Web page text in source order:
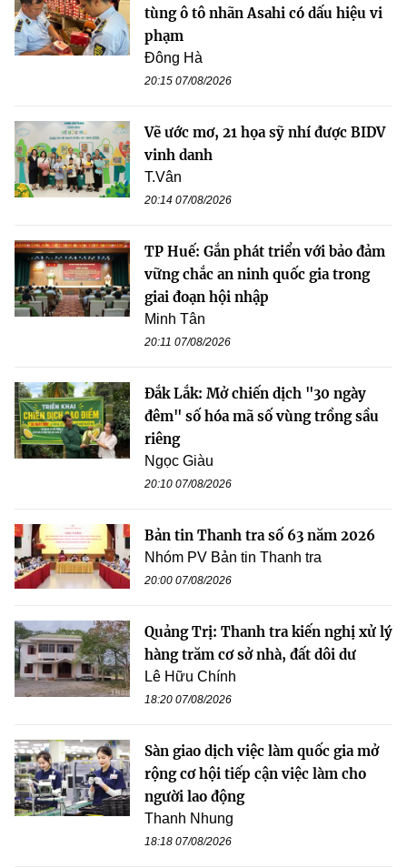
tùng ô tô nhãn Asahi có dấu hiệu vi
phạm
Đông Hà
20:15 07/08/2026
Vẽ ước mơ, 21 họa sỹ nhí được BIDV
vinh danh
T.Vân
20:14 07/08/2026
TP Huế: Gắn phát triển với bảo đảm
vững chắc an ninh quốc gia trong
giai đoạn hội nhập
Minh Tân
20:11 07/08/2026
Đắk Lắk: Mở chiến dịch "30 ngày
đêm" số hóa mã số vùng trồng sầu
riêng
Ngọc Giàu
20:10 07/08/2026
Bản tin Thanh tra số 63 năm 2026
Nhóm PV Bản tin Thanh tra
20:00 07/08/2026
Quảng Trị: Thanh tra kiến nghị xử lý
hàng trăm cơ sở nhà, đất dôi dư
Lê Hữu Chính
18:20 07/08/2026
Sàn giao dịch việc làm quốc gia mở
rộng cơ hội tiếp cận việc làm cho
người lao động
Thanh Nhung
18:18 07/08/2026